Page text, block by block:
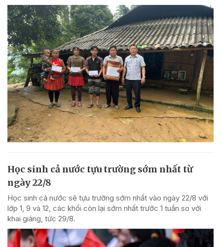
Học sinh cả nước tựu trường sớm nhất từ
ngày 22/8
Học sinh cả nước sẽ tựu trường sớm nhất vào ngày 22/8 với
lớp 1, 9 và 12, các khối còn lại sớm nhất trước 1 tuần so với
khai giảng, tức 29/8.